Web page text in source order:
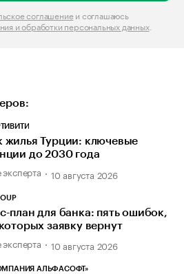
соглашениеи соглашаюсь
и обработки персональных данных.
жилья Турции: ключевые
до 2030 года
10 августа 2026
план для банка: пять ошибок,
заявку вернут
10 августа 2026
АЛЬФАСОФТ»